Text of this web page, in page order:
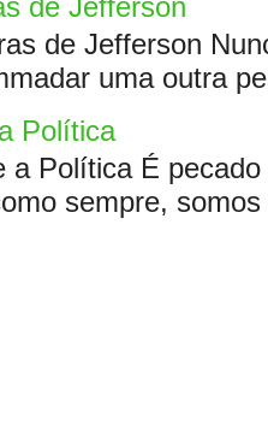
de Jefferson
de Jefferson
uma outra
Política
a Política É
sempre,